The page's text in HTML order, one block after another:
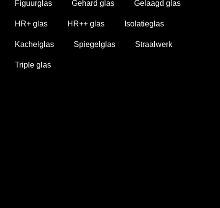
Figuurglas Gehard glas Gelaagd glas
HR+ glas HR++ glas Isolatieglas
Kachelglas Spiegelglas Straalwerk
Triple glas